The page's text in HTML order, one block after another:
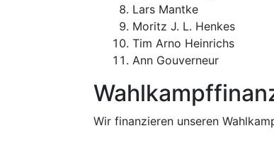
Lars Mantke
Moritz J. L. Henkes
Tim Arno Heinrichs
Ann Gouverneur
Wir finanzieren unseren